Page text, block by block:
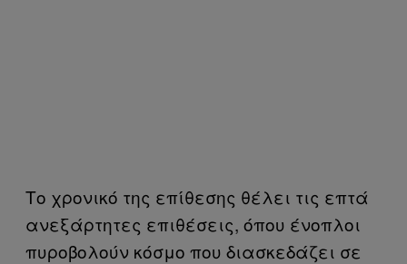
Το χρονικό της επίθεσης θέλει τις επτά
ανεξάρτητες επιθέσεις, όπου ένοπλοι
πυροβολούν κόσμο που διασκεδάζει σε